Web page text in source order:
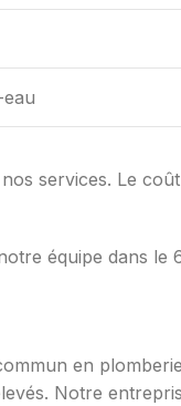
services. Le
équipe dans
en
Notre